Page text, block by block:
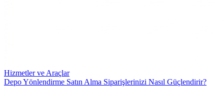
Hizmetler ve Araçlar
Depo Yönlendirme Satın Alma Siparişlerinizi Nasıl Güçlendirir?